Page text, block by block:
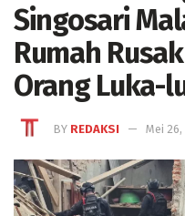
Singosari
Rumah
Orang Luka-
BY REDAKSI Mei